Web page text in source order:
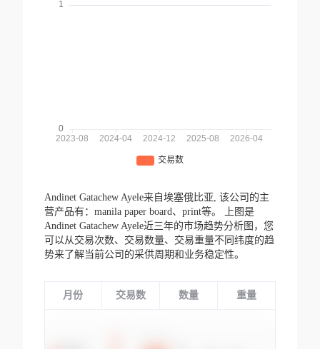
Andinet Gatachew Ayele来自埃塞俄比亚, 该公司的主
营产品有：manila paper board、print等。
上图是
Andinet Gatachew Ayele近三年的市场趋势分析图，您
可以从交易次数、交易数量、交易重量不同纬度的趋
势来了解当前公司的采供周期和业务稳定性。
月份 交易数 数量 重量